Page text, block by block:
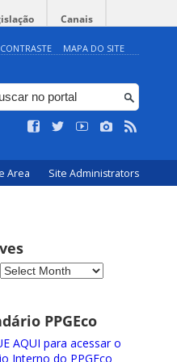
Canais
MAPA DO SITE
Area Site Administrators
PPGEco
AQUI para acessar o
Interno do PPGEco